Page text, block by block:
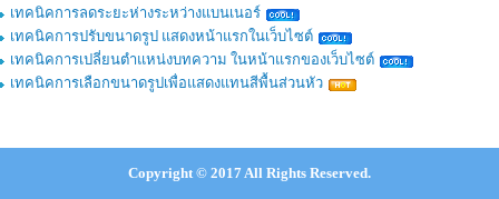
เทคนิคการลดระยะห่างระหว่างแบนเนอร์
เทคนิคการปรับขนาดรูป แสดงหน้าแรกในเว็บไซต์
เทคนิคการเปลี่ยนตำแหน่งบทความ ในหน้าแรกของเว็บไซต์
เทคนิคการเลือกขนาดรูปเพื่อแสดงแทนสีพื้นส่วนหัว
Copyright © 2017 All Rights Reserved.